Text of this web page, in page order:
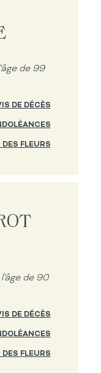
de 99
DE DÉCÈS
DES FLEURS
de 90
DE DÉCÈS
DES FLEURS